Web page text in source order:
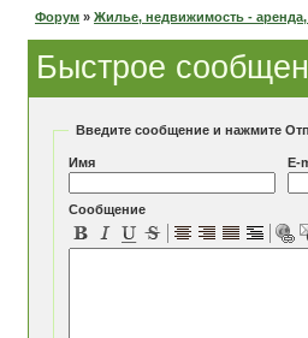
Форум » Жилье, недвижимость -
Быстрое
Введите сообщение и нажмите
Имя E-
Сообщение